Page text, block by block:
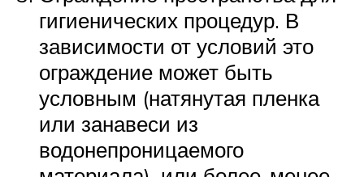
гигиенических процедур. В
зависимости от условий это
ограждение может быть
условным (натянутая пленка
или занавеси из
водонепроницаемого